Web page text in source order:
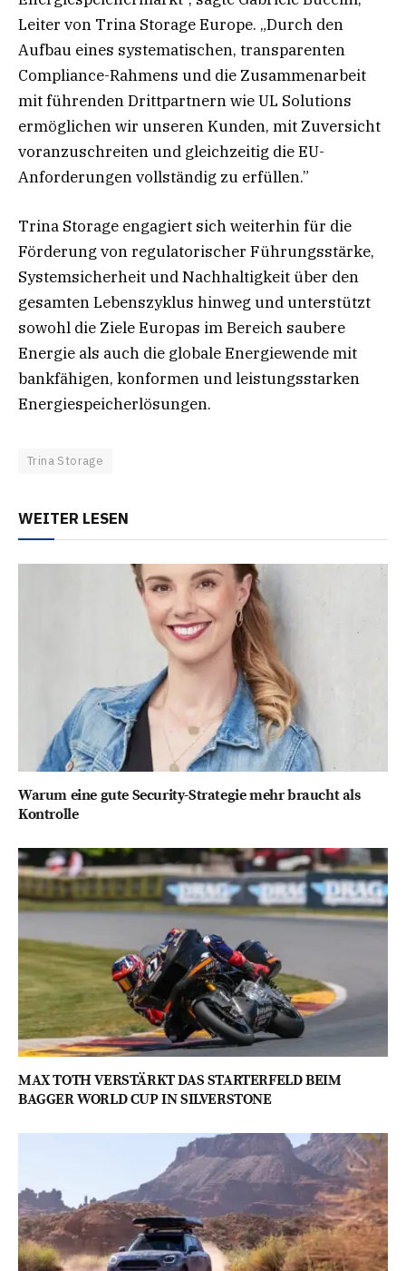
Leiter von Trina Storage Europe. „Durch den
Aufbau eines systematischen, transparenten
Compliance-Rahmens und die Zusammenarbeit
mit führenden Drittpartnern wie UL Solutions
ermöglichen wir unseren Kunden, mit Zuversicht
voranzuschreiten und gleichzeitig die EU-
Anforderungen vollständig zu erfüllen.”
Trina Storage engagiert sich weiterhin für die
Förderung von regulatorischer Führungsstärke,
Systemsicherheit und Nachhaltigkeit über den
gesamten Lebenszyklus hinweg und unterstützt
sowohl die Ziele Europas im Bereich saubere
Energie als auch die globale Energiewende mit
bankfähigen, konformen und leistungsstarken
Energiespeicherlösungen.
Trina Storage
WEITER LESEN
Warum eine gute Security-Strategie mehr braucht als
Kontrolle
MAX TOTH VERSTÄRKT DAS STARTERFELD BEIM
BAGGER WORLD CUP IN SILVERSTONE